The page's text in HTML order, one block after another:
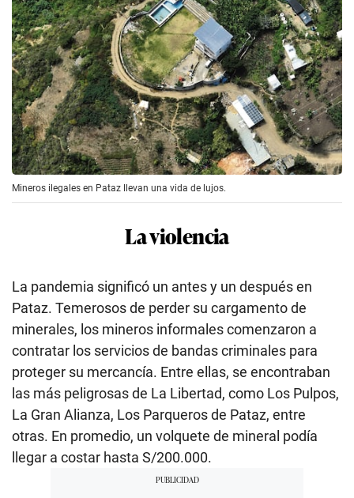
Mineros ilegales en Pataz llevan una vida de lujos.
La violencia
La pandemia significó un antes y un después en
Pataz. Temerosos de perder su cargamento de
minerales, los mineros informales comenzaron a
contratar los servicios de bandas criminales para
proteger su mercancía. Entre ellas, se encontraban
las más peligrosas de La Libertad, como Los Pulpos,
La Gran Alianza, Los Parqueros de Pataz, entre
otras. En promedio, un volquete de mineral podía
llegar a costar hasta S/200.000.